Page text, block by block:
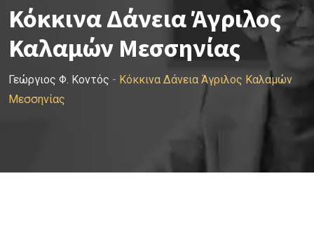
Κόκκινα Δάνεια Άγριλος
Καλαμών Μεσσηνίας
Γεώργιος Φ. Κοντός - Κόκκινα Δάνεια Άγριλος Καλαμών
Μεσσηνίας